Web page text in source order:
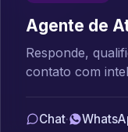
Agente de
Responde,
contato com
Chat·